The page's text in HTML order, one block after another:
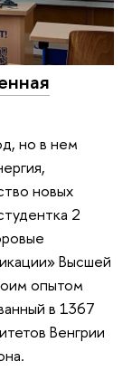
но в нем
новых
2
Высшей
опытом
в 1367
Венгрии